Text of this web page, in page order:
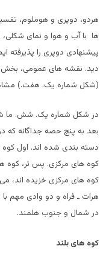
هردو، دوپری و هوملوم،
ها با آب و هوا و نمای شکلی،
پیشنهادی دوپری را
دید. نقشه های عمومی، بخش
(شکل شماره یک. هفت.)
در شکل شماره یک. شش. ما
بعد به پنج حصه جداگانه که
دسته بندی شده اند. اول کوه
کوه های مرکزی. پس تر، کوه
کوه های مرکزی خزیده اند،
هرات ـ فراه و دو وادی مهم
در شمال و جنوب هلمند.
کوه های بلند